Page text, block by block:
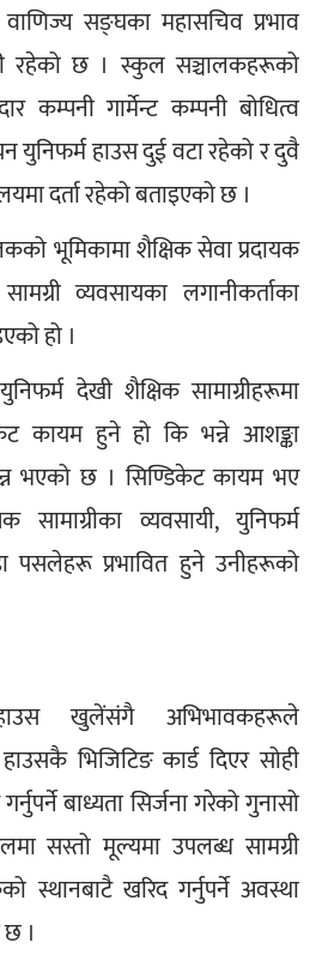
सङ्घका महासचिव प्रभाव
रहेको छ । स्कुल सञ्चालकहरूको
कम्पनी गार्मेन्ट कम्पनी बोधित्व
युनिफर्म हाउस दुई वटा रहेको र दुवै
दर्ता रहेको बताइएको छ ।
भूमिकामा शैक्षिक सेवा प्रदायक
व्यवसायका लगानीकर्ताका
हो ।
देखी शैक्षिक सामाग्रीहरूमा
कायम हुने हो कि भन्ने आशङ्का
भएको छ । सिण्डिकेट कायम भए
व्यवसायी, युनिफर्म
पसलेहरू प्रभावित हुने उनीहरूको
खुलेंसंगै अभिभावकहरूले
भिजिटिङ कार्ड दिएर सोही
बाध्यता सिर्जना गरेको गुनासो
सस्तो मूल्यमा उपलब्ध सामग्री
स्थानबाटै खरिद गर्नुपर्ने अवस्था
।